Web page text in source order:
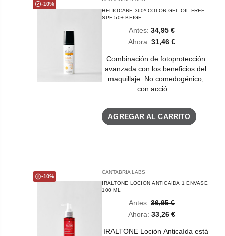
-10%
HELIOCARE 360º COLOR GEL OIL-FREE
SPF 50+ BEIGE
Ahora: 31,46 €
Antes: 34,95 €
Combinación de fotoprotección
avanzada con los beneficios del
maquillaje. No comedogénico,
con acció…
AGREGAR AL CARRITO
-10%
CANTABRIA LABS
IRALTONE LOCION ANTICAIDA 1 ENVASE
100 ML
Ahora: 33,26 €
Antes: 36,95 €
IRALTONE Loción Anticaída está